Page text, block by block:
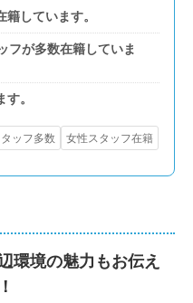
しています。
フが多数在籍していま
。
ッフ多数 女性スタッフ在籍
環境の魅力もお伝え